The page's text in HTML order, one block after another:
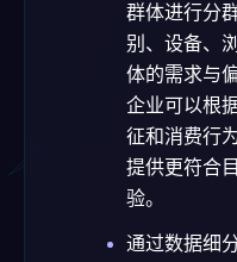
群体进行分
别、设备、
体的需求与
企业可以根
征和消费行
提供更符合
验。
通过数据细